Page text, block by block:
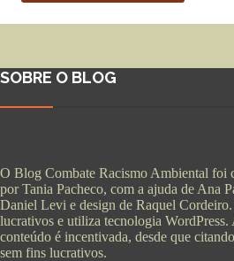
SOBRE O BLOG
O Blog Combate Racismo Ambiental foi
por Tania Pacheco, com a ajuda de Ana
Daniel Levi e design de Raquel
lucrativos e utiliza tecnologia WordPress.
conteúdo é incentivada, desde que
sem fins lucrativos.